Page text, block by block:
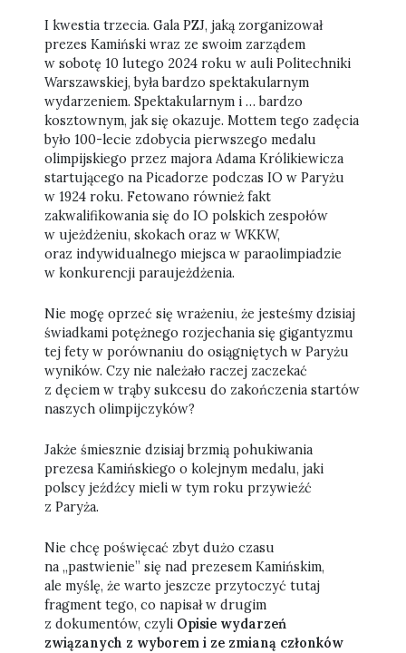
I kwestia trzecia. Gala PZJ, jaką zorganizował
prezes Kamiński wraz ze swoim zarządem
w sobotę 10 lutego 2024 roku w auli Politechniki
Warszawskiej, była bardzo spektakularnym
wydarzeniem. Spektakularnym i … bardzo
kosztownym, jak się okazuje. Mottem tego zadęcia
było 100-lecie zdobycia pierwszego medalu
olimpijskiego przez majora Adama Królikiewicza
startującego na Picadorze podczas IO w Paryżu
w 1924 roku. Fetowano również fakt
zakwalifikowania się do IO polskich zespołów
w ujeżdżeniu, skokach oraz w WKKW,
oraz indywidualnego miejsca w paraolimpiadzie
w konkurencji paraujeżdżenia.
Nie mogę oprzeć się wrażeniu, że jesteśmy dzisiaj
świadkami potężnego rozjechania się gigantyzmu
tej fety w porównaniu do osiągniętych w Paryżu
wyników. Czy nie należało raczej zaczekać
z dęciem w trąby sukcesu do zakończenia startów
naszych olimpijczyków?
Jakże śmiesznie dzisiaj brzmią pohukiwania
prezesa Kamińskiego o kolejnym medalu, jaki
polscy jeźdźcy mieli w tym roku przywieźć
z Paryża.
Nie chcę poświęcać zbyt dużo czasu
na „pastwienie” się nad prezesem Kamińskim,
ale myślę, że warto jeszcze przytoczyć tutaj
fragment tego, co napisał w drugim
z dokumentów, czyli Opisie wydarzeń
związanych z wyborem i ze zmianą członków